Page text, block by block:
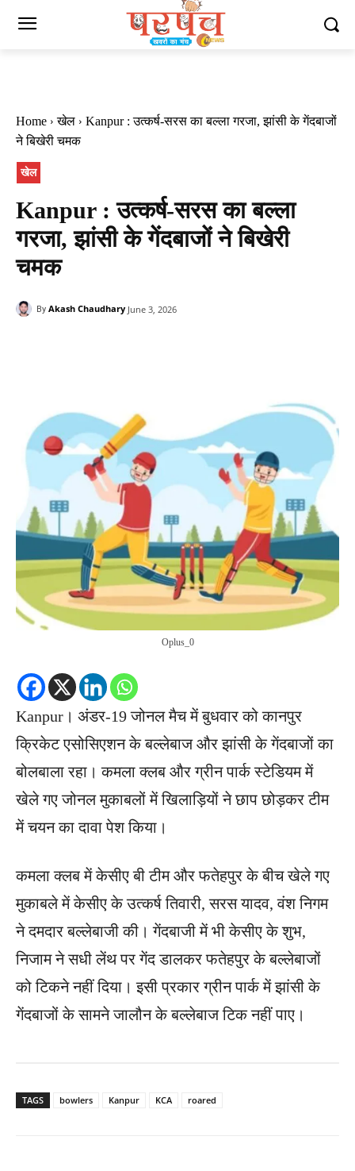
Home खेल
Kanpur : उत्कर्ष-सरस का बल्ला गरजा, झांसी के गेंदबाजों
ने बिखेरी चमक
खेल
Kanpur : उत्कर्ष-सरस का बल्ला
गरजा, झांसी के गेंदबाजों ने बिखेरी
चमक
By Akash Chaudhary June 3, 2026
Oplus_0
Kanpur। अंडर-19 जोनल मैच में बुधवार को कानपुर
क्रिकेट एसोसिएशन के बल्लेबाज और झांसी के गेंदबाजों का
बोलबाला रहा। कमला क्लब और ग्रीन पार्क स्टेडियम में
खेले गए जोनल मुकाबलों में खिलाड़ियों ने छाप छोड़कर टीम
में चयन का दावा पेश किया।
कमला क्लब में केसीए बी टीम और फतेहपुर के बीच खेले गए
मुकाबले में केसीए के उत्कर्ष तिवारी, सरस यादव, वंश निगम
ने दमदार बल्लेबाजी की। गेंदबाजी में भी केसीए के शुभ,
निजाम ने सधी लेंथ पर गेंद डालकर फतेहपुर के बल्लेबाजों
को टिकने नहीं दिया। इसी प्रकार ग्रीन पार्क में झांसी के
गेंदबाजों के सामने जालौन के बल्लेबाज टिक नहीं पाए।
TAGS bowlers Kanpur KCA roared